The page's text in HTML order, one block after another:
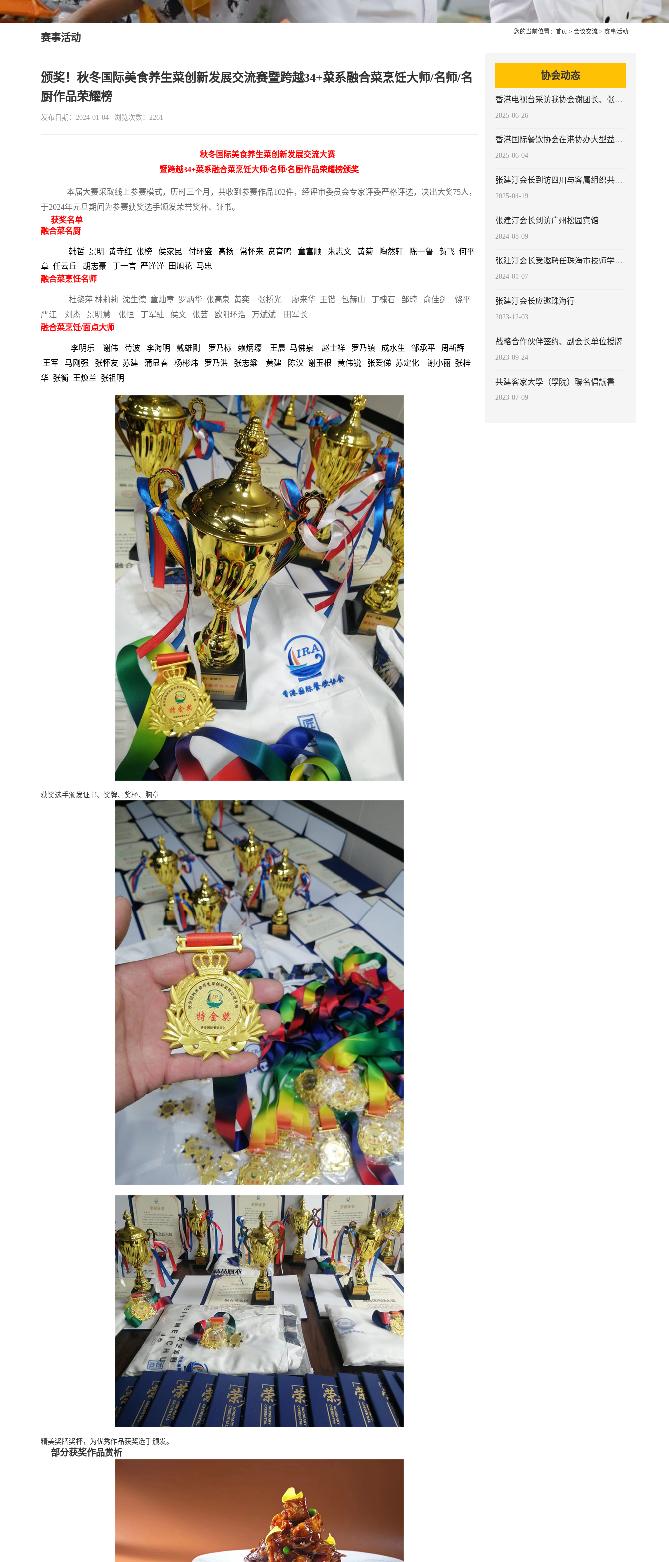
赛事活动
您的当前位置： 首页 > 会议交流 > 赛事活动
颁奖！秋冬国际美食养生菜创新发展交流赛暨跨越34+菜系融合菜烹饪大师/名师/名
厨作品荣耀榜
发布日期：2024-01-04 浏览次数：2261
秋冬国际美食养生菜创新发展交流大赛
暨跨越34+菜系融合菜烹饪大师/名师/名厨作品荣耀榜颁奖
本届大赛采取线上参赛模式，历时三个月，共收到参赛作品102件，经评审委员会专家评委严格评选，决出大奖75人，
于2024年元旦期间为参赛获奖选手颁发荣誉奖杯、证书。
获奖名单
融合菜名厨
韩哲 景明 黄寺红 张榜 侯家昆 付环盛 高扬 常怀来 贲育鸣 童富顺 朱志文 黄菊 陶然轩 陈一鲁 贺飞 何平
章 任云丘 胡志豪 丁一言 严谨谨 田旭花 马忠
融合菜烹饪名师
杜黎萍 林莉莉 沈生德 童灿章 罗炳华 张高泉 黄奕 张桥光 廖来华 王锴 包赫山 丁槐石 邹琦 俞佳剑 饶平
严江 刘杰 景明慧 张恒 丁军驻 侯文 张芸 欧阳环浩 万斌斌 田军长
融合菜烹饪/面点大师
李明乐 谢伟 苟波 李海明 戴雄刚
罗乃标 赖炳壕 王晨 马佛泉 赵士祥 罗乃镇 成水生 邹承平 周新辉
王军 马刚强 张怀友 苏建 蒲显春 杨彬炜 罗乃洪 张志粱 黄建 陈汉 谢玉根 黄伟锐 张爱俤 苏定化 谢小丽 张梓
华 张衡 王焕兰 张祖明
获奖选手颁发证书、奖牌、奖杯、胸章
精美奖牌奖杯，为优秀作品获奖选手颁发。
部分获奖作品赏析
协会动态
香港电视台采访我协会谢团长、张会长
2025-06-26
香港国际餐饮协会在港协办大型益智类活动
2025-06-04
张建汀会长到访四川与客属组织共商客家菜传承发展
2025-04-19
张建汀会长到访广州松园宾馆
2024-08-09
张建汀会长受邀聘任珠海市技师学院客座教授
2024-01-07
张建汀会长应邀珠海行
2023-12-03
战略合作伙伴签约、副会长单位授牌
2023-09-24
共建客家大學（學院）聯名倡議書
2023-07-09